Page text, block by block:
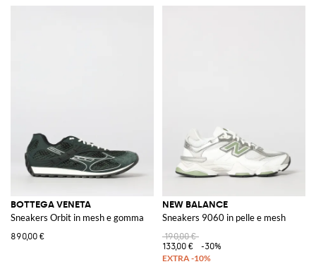
BOTTEGA VENETA
Sneakers Orbit in mesh e gomma
890,00 €
NEW BALANCE
Sneakers 9060 in pelle e mesh
190,00 €
133,00 €
-30%